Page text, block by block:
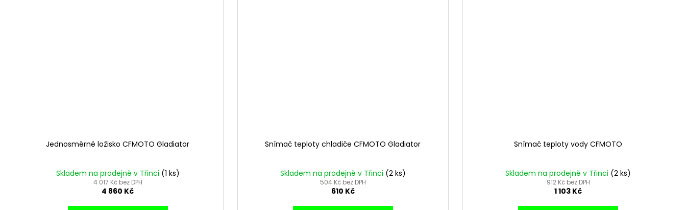
Jednosměrné ložisko CFMOTO Gladiator
Skladem na prodejně v Třinci (1 ks)
4 017 Kč bez DPH
4 860 Kč
Snímač teploty chladiče CFMOTO Gladiator
Skladem na prodejně v Třinci (2 ks)
504 Kč bez DPH
610 Kč
Snímač teploty vody CFMOTO
Skladem na prodejně v Třinci (2 ks)
912 Kč bez DPH
1 103 Kč